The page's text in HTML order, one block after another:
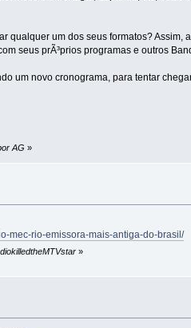
qualquer um dos seus formatos?
seus prÃ³prios programas e outros
um novo cronograma, para tentar
AG »
mec-rio-emissora-mais-antiga-do-brasil/
»